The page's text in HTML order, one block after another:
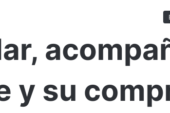
y su